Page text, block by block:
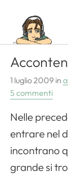
1 luglio 2009 in
5 commenti
Nelle
entrare nel
incontrano
grande si